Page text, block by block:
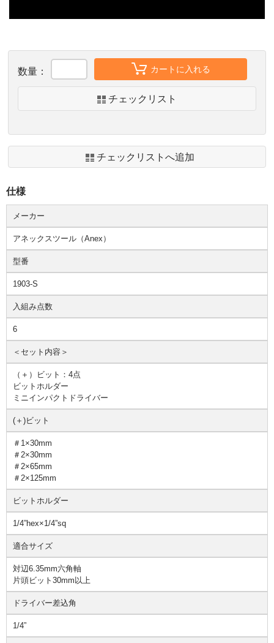
数量： カートに入れる
チェックリスト
チェックリストへ追加
仕様
メーカー
アネックスツール（Anex）
型番
1903-S
入組み点数
6
＜セット内容＞
（＋）ビット：4点
ビットホルダー
ミニインパクトドライバー
(＋)ビット
＃1×30mm
＃2×30mm
＃2×65mm
＃2×125mm
ビットホルダー
1/4”hex×1/4”sq
適合サイズ
対辺6.35mm六角軸
片頭ビット30mm以上
ドライバー差込角
1/4”